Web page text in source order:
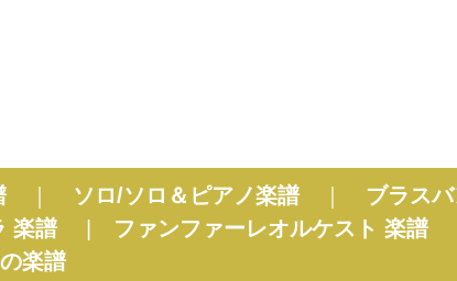
｜ ソロ/ソロ＆ピアノ楽譜｜ ブラス
楽譜| ファンファーレオルケスト 楽譜
楽譜